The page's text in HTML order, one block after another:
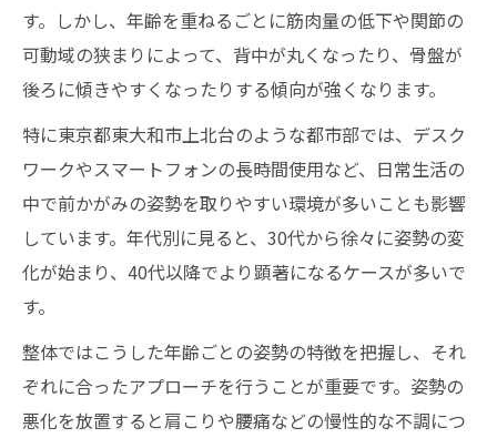
年代ごとの整体施術のポイントと体の変化
姿勢の変化が気になる年代と不調の傾向
整体が勧める年代別姿勢チェックのポイン
ト
何歳から不調が出やすいか整体で確認しよ
う
猫背や骨盤後傾が始まる時期と整体の必要
整体で早めに対応したい慢性不調のサイン
姿勢悪化が進行しやすい年代の特徴と整体
年齢ごとに現れる体の歪みと整体の重要性
す。しかし、年齢を重ねるごとに筋肉量の低下や関節の
可動域の狭まりによって、背中が丸くなったり、骨盤が
後ろに傾きやすくなったりする傾向が強くなります。
特に東京都東大和市上北台のような都市部では、デスク
ワークやスマートフォンの長時間使用など、日常生活の
中で前かがみの姿勢を取りやすい環境が多いことも影響
しています。年代別に見ると、30代から徐々に姿勢の変
化が始まり、40代以降でより顕著になるケースが多いで
す。
整体ではこうした年齢ごとの姿勢の特徴を把握し、それ
ぞれに合ったアプローチを行うことが重要です。姿勢の
悪化を放置すると肩こりや腰痛などの慢性的な不調につ